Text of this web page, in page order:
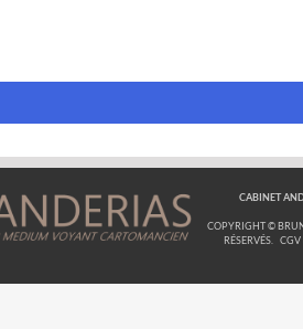
CABINET
COPYRIGHT ©
RÉSERVÉS.
CGV